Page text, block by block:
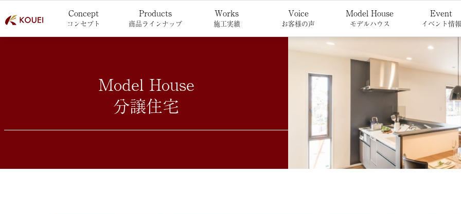
Concept
コンセプト
Products
商品ラインナップ
Works
施工実績
Voice
お客様の声
Model House
モデルハウス
Event
イベント情報
Model House
分譲住宅